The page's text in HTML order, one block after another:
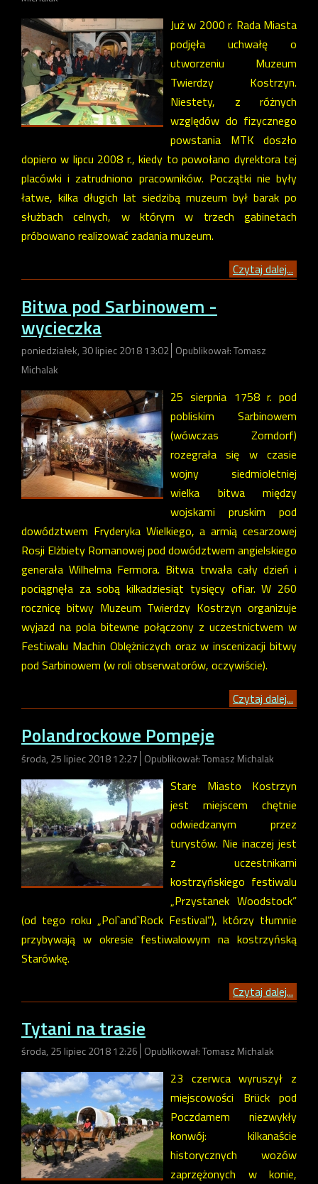
Już w 2000 r. Rada Miasta
podjęła uchwałę o
utworzeniu Muzeum
Twierdzy Kostrzyn.
Niestety, z różnych
względów do fizycznego
powstania MTK doszło
dopiero w lipcu 2008 r., kiedy to powołano dyrektora tej
placówki i zatrudniono pracowników. Początki nie były
łatwe, kilka długich lat siedzibą muzeum był barak po
służbach celnych, w którym w trzech gabinetach
próbowano realizować zadania muzeum.
Czytaj dalej...
Bitwa pod Sarbinowem -
wycieczka
poniedziałek, 30 lipiec 2018 13:02 Opublikował: Tomasz
Michalak
25 sierpnia 1758 r. pod
pobliskim Sarbinowem
(wówczas Zorndorf)
rozegrała się w czasie
wojny siedmioletniej
wielka bitwa między
wojskami pruskim pod
dowództwem Fryderyka Wielkiego, a armią cesarzowej
Rosji Elżbiety Romanowej pod dowództwem angielskiego
generała Wilhelma Fermora. Bitwa trwała cały dzień i
pociągnęła za sobą kilkadziesiąt tysięcy ofiar. W 260
rocznicę bitwy Muzeum Twierdzy Kostrzyn organizuje
wyjazd na pola bitewne połączony z uczestnictwem w
Festiwalu Machin Oblężniczych oraz w inscenizacji bitwy
pod Sarbinowem (w roli obserwatorów, oczywiście).
Czytaj dalej...
Polandrockowe Pompeje
środa, 25 lipiec 2018 12:27 Opublikował: Tomasz Michalak
Stare Miasto Kostrzyn
jest miejscem chętnie
odwiedzanym przez
turystów. Nie inaczej jest
z uczestnikami
kostrzyńskiego festiwalu
„Przystanek Woodstock”
(od tego roku „Pol`and`Rock Festival”), którzy tłumnie
przybywają w okresie festiwalowym na kostrzyńską
Starówkę.
Czytaj dalej...
Tytani na trasie
środa, 25 lipiec 2018 12:26 Opublikował: Tomasz Michalak
23 czerwca wyruszył z
miejscowości Brück pod
Poczdamem niezwykły
konwój: kilkanaście
historycznych wozów
zaprzężonych w konie,